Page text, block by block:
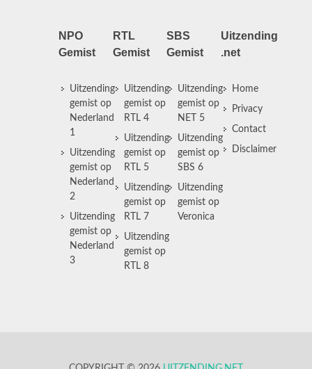
NPO
Gemist
Uitzending
gemist op
Nederland
1
Uitzending
gemist op
Nederland
2
Uitzending
gemist op
Nederland
3
RTL
Gemist
Uitzending
gemist op
RTL 4
Uitzending
gemist op
RTL 5
Uitzending
gemist op
RTL 7
Uitzending
gemist op
RTL 8
SBS
Gemist
Uitzending
gemist op
NET 5
Uitzending
gemist op
SBS 6
Uitzending
gemist op
Veronica
Uitzending
.net
Home
Privacy
Contact
Disclaimer